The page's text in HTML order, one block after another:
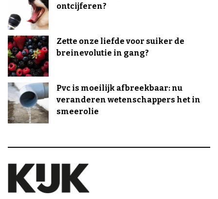
ontcijferen?
Zette onze liefde voor suiker de
breinevolutie in gang?
Pvc is moeilijk afbreekbaar: nu
veranderen wetenschappers het in
smeerolie